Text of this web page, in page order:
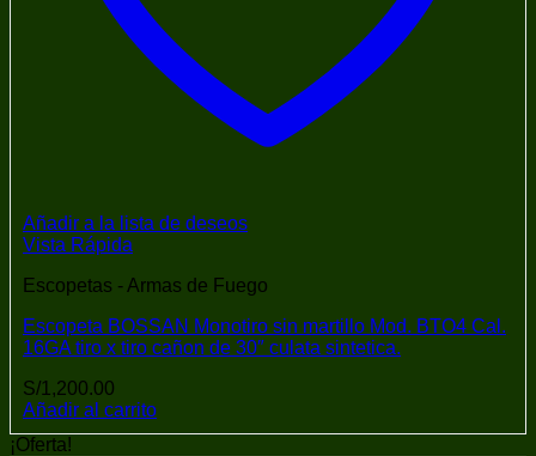
Añadir a la lista de deseos
Vista Rápida
Escopetas - Armas de Fuego
Escopeta BOSSAN Monotiro sin martillo Mod. BTO4 Cal.
16GA tiro x tiro cañon de 30″ culata sintetica.
S/1,200.00
Añadir al carrito
¡Oferta!